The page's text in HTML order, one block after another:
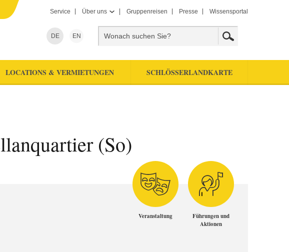
Service Über uns Gruppenreisen Presse Wissensportal
DE EN
LOCATIONS & VERMIETUNGEN SCHLÖSSERLANDKARTE
(So)
Veranstaltung
Führungen und
Aktionen